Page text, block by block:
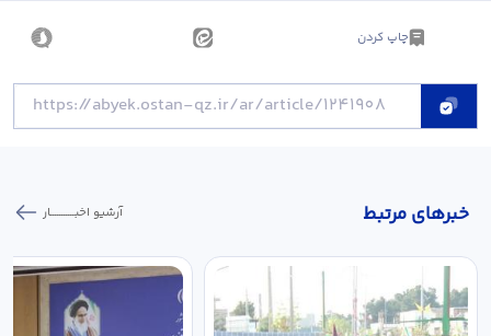
چاپ کردن
خبر‌های مرتبط آرشیو اخبـــــــــــار